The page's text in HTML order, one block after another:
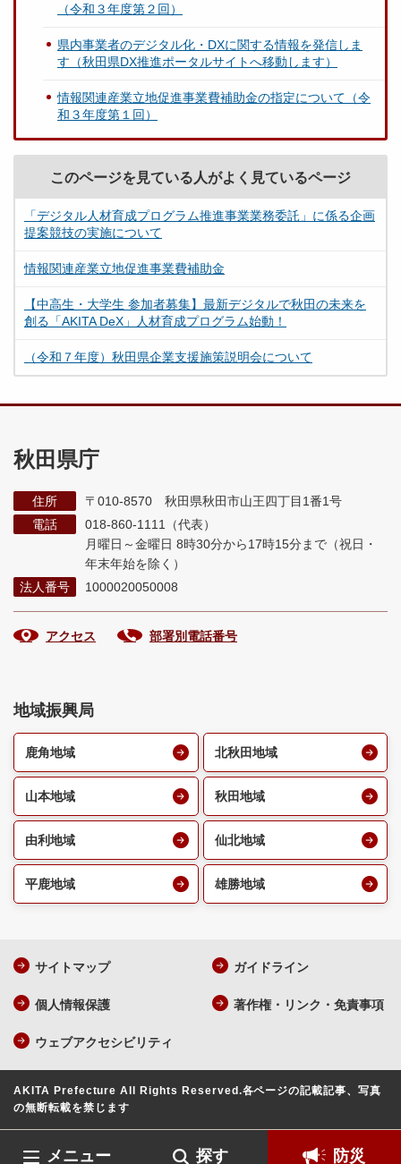
メニュー 探す 防災
（令和３年度第２回）
県内事業者のデジタル化・DXに関する情報を発信しま
す（秋田県DX推進ポータルサイトへ移動します）
情報関連産業立地促進事業費補助金の指定について（令
和３年度第１回）
このページを見ている人がよく見ているページ
「デジタル人材育成プログラム推進事業業務委託」に係る企画
提案競技の実施について
情報関連産業立地促進事業費補助金
【中高生・大学生 参加者募集】最新デジタルで秋田の未来を
創る「AKITA DeX」人材育成プログラム始動！
（令和７年度）秋田県企業支援施策説明会について
秋田県庁
住所
〒010-8570 秋田県秋田市山王四丁目1番1号
電話
018-860-1111（代表）
月曜日～金曜日 8時30分から17時15分まで （祝日・
年末年始を除く）
法人番号
1000020050008
アクセス 部署別電話番号
地域振興局
鹿角地域 北秋田地域
山本地域 秋田地域
由利地域 仙北地域
平鹿地域 雄勝地域
サイトマップ ガイドライン
個人情報保護 著作権・リンク・免責事項
ウェブアクセシビリティ
AKITA Prefecture All Rights Reserved.各ページの記載記事、写真
の無断転載を禁じます